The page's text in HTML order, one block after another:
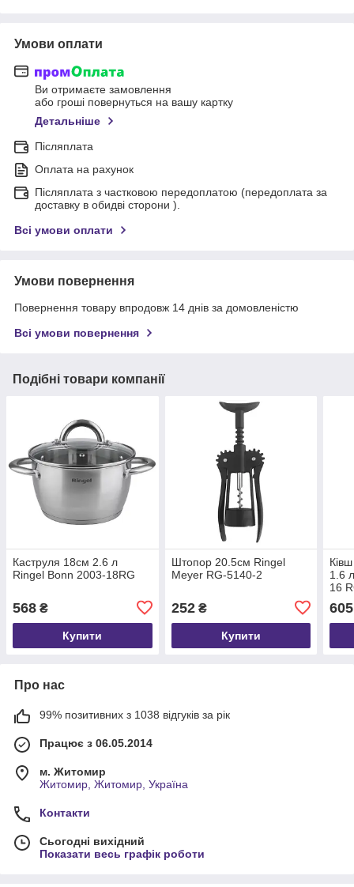
Умови оплати
Ви отримаєте замовлення
або гроші повернуться на вашу картку
Детальніше
Післяплата
Оплата на рахунок
Післяплата з частковою передоплатою (передоплата за
доставку в обидві сторони ).
Всі умови оплати
Умови повернення
Повернення товару впродовж 14 днів за домовленістю
Всі умови повернення
Подібні товари компанії
Каструля 18см 2.6 л
Ringel Bonn 2003-18RG
568 ₴
Купити
Штопор 20.5см Ringel
Meyer RG-5140-2
252₴
Купити
1.6
16
605
Про нас
99% позитивних з 1038 відгуків за рік
Працює з 06.05.2014
м. Житомир
Житомир, Житомир, Україна
Контакти
Сьогодні вихідний
Показати весь графік роботи